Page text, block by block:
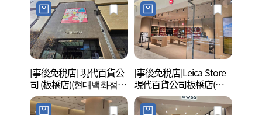
[事後免稅店] 現代百貨公
司 (板橋店)(현대백화점
판교점)
[事後免稅店]Leica Store
現代百貨公司板橋店(라
이카 스토어 현대백화점
판교점)